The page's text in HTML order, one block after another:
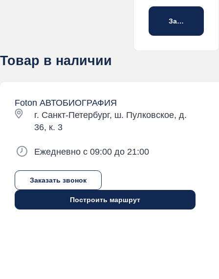
Товар в наличии
Foton АВТОБИОГРАФИЯ
г. Санкт-Петербург, ш. Пулковское, д.
36, к. 3
Ежедневно с 09:00 до 21:00
Заказать звонок
Построить маршрут